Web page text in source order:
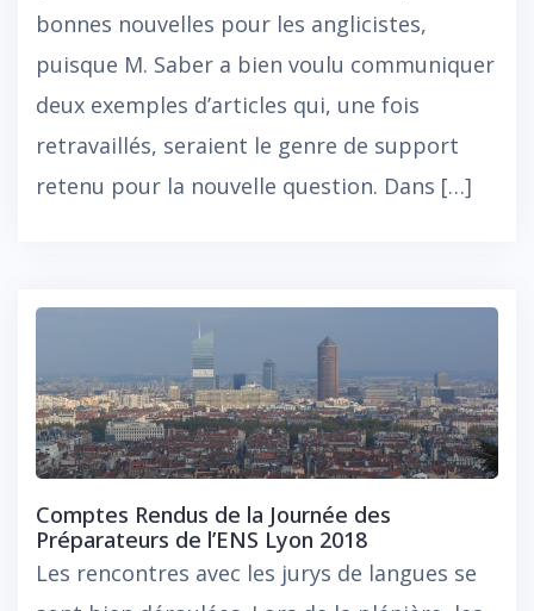
bonnes nouvelles pour les anglicistes,
puisque M. Saber a bien voulu communiquer
deux exemples d’articles qui, une fois
retravaillés, seraient le genre de support
retenu pour la nouvelle question. Dans […]
Comptes Rendus de la Journée des
Préparateurs de l’ENS Lyon 2018
Les rencontres avec les jurys de langues se